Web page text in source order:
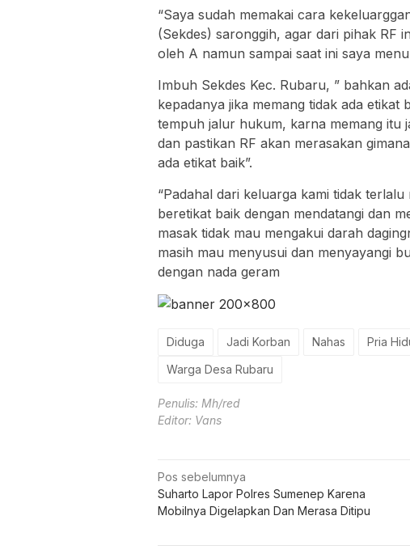
“Saya sudah memakai cara
(Sekdes) saronggih, agar dari pihak RF
oleh A namun sampai saat ini saya
Imbuh Sekdes Kec. Rubaru, ” bahkan
kepadanya jika memang tidak ada
tempuh jalur hukum, karna memang itu
dan pastikan RF akan merasakan
ada etikat baik”.
“Padahal dari keluarga kami tidak
beretikat baik dengan mendatangi dan
masak tidak mau mengakui darah
masih mau menyusui dan menyayangi
dengan nada geram
Diduga Jadi Korban Nahas Pria
Warga Desa Rubaru
Penulis: Mh/red
Editor: Vans
Navigasi
pos
Pos sebelumnya
Suharto Lapor Polres Sumenep Karena
Mobilnya Digelapkan Dan Merasa Ditipu